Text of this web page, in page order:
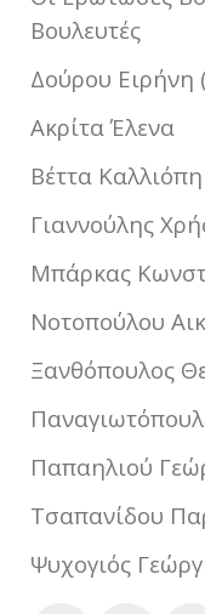
Βουλευτές
Δούρου Ειρήνη
Ακρίτα Έλενα
Βέττα Καλλιόπη
Γιαννούλης
Μπάρκας
Νοτοπούλου
Ξανθόπουλος
Παπαηλιού
Τσαπανίδου
Ψυχογιός